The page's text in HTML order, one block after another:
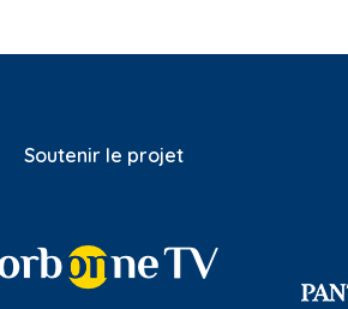
Soutenir le projet